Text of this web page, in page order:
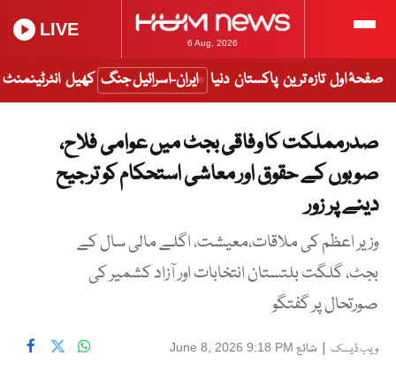
6 Aug, 2026
LIVE
صفحۂ اول تازہ ترین پاکستان دنیا ایران-اسرائیل جنگ کھیل انٹرٹینمنٹ
صدرمملکت کا وفاقی بجٹ میں عوامی فلاح،
صوبوں کے حقوق اور معاشی استحکام کو ترجیح
دینے پر زور
وزیر اعظم کی ملاقات،معیشت، اگلے مالی سال کے
بجٹ، گلگت بلتستان انتخابات اور آزاد کشمیر کی
صورتحال پر گفتگو
ویب ڈیسک | شائع June 8, 2026 9:18 PM